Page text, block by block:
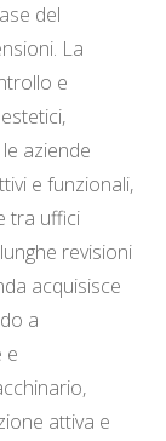
del
La
e
aziende
e funzionali,
tra uffici
revisioni
acquisisce
a
e
attiva e